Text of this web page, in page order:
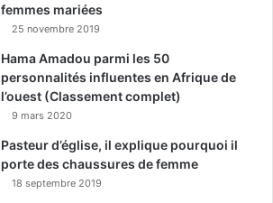
femmes mariées
25 novembre 2019
Hama Amadou parmi les 50
personnalités influentes en Afrique de
l’ouest (Classement complet)
9 mars 2020
Pasteur d’église, il explique pourquoi il
porte des chaussures de femme
18 septembre 2019